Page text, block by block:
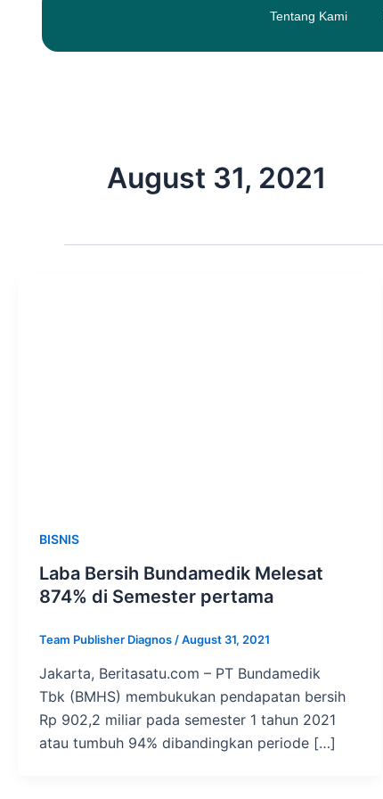
Tentang Kami
August 31, 2021
BISNIS
Laba Bersih Bundamedik Melesat
874% di Semester pertama
Team Publisher Diagnos /August 31, 2021
Jakarta, Beritasatu.com – PT Bundamedik
Tbk (BMHS) membukukan pendapatan bersih
Rp 902,2 miliar pada semester 1 tahun 2021
atau tumbuh 94% dibandingkan periode […]